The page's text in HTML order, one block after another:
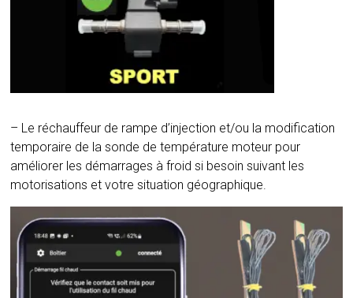
– Le réchauffeur de rampe d’injection et/ou la modification
temporaire de la sonde de température moteur pour
améliorer les démarrages à froid si besoin suivant les
motorisations et votre situation géographique.